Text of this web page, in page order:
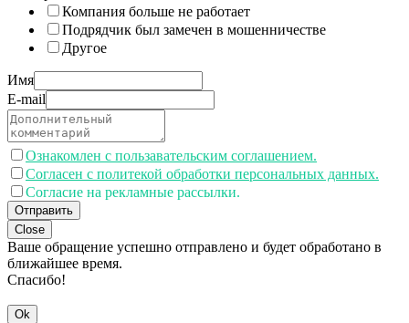
Компания больше не работает
Подрядчик был замечен в мошенничестве
Другое
Имя
E-mail
Ознакомлен с пользавательским соглашением.
Согласен с политекой обработки персональных данных.
Согласие на рекламные рассылки.
Отправить
Close
Ваше обращение успешно отправлено и будет обработано в
ближайшее время.
Спасибо!
Ok